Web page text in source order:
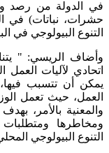
حشرات، نباتات) في
التنوع البيولوجي في
وأضاف الريسي: "
اتحادي لآليات العمل
يمكن أن تتسبب
العمل، حيث تعمل
والمعنية بالأمر،
ومخاطرها ومتطلبات
التنوع البيولوجي